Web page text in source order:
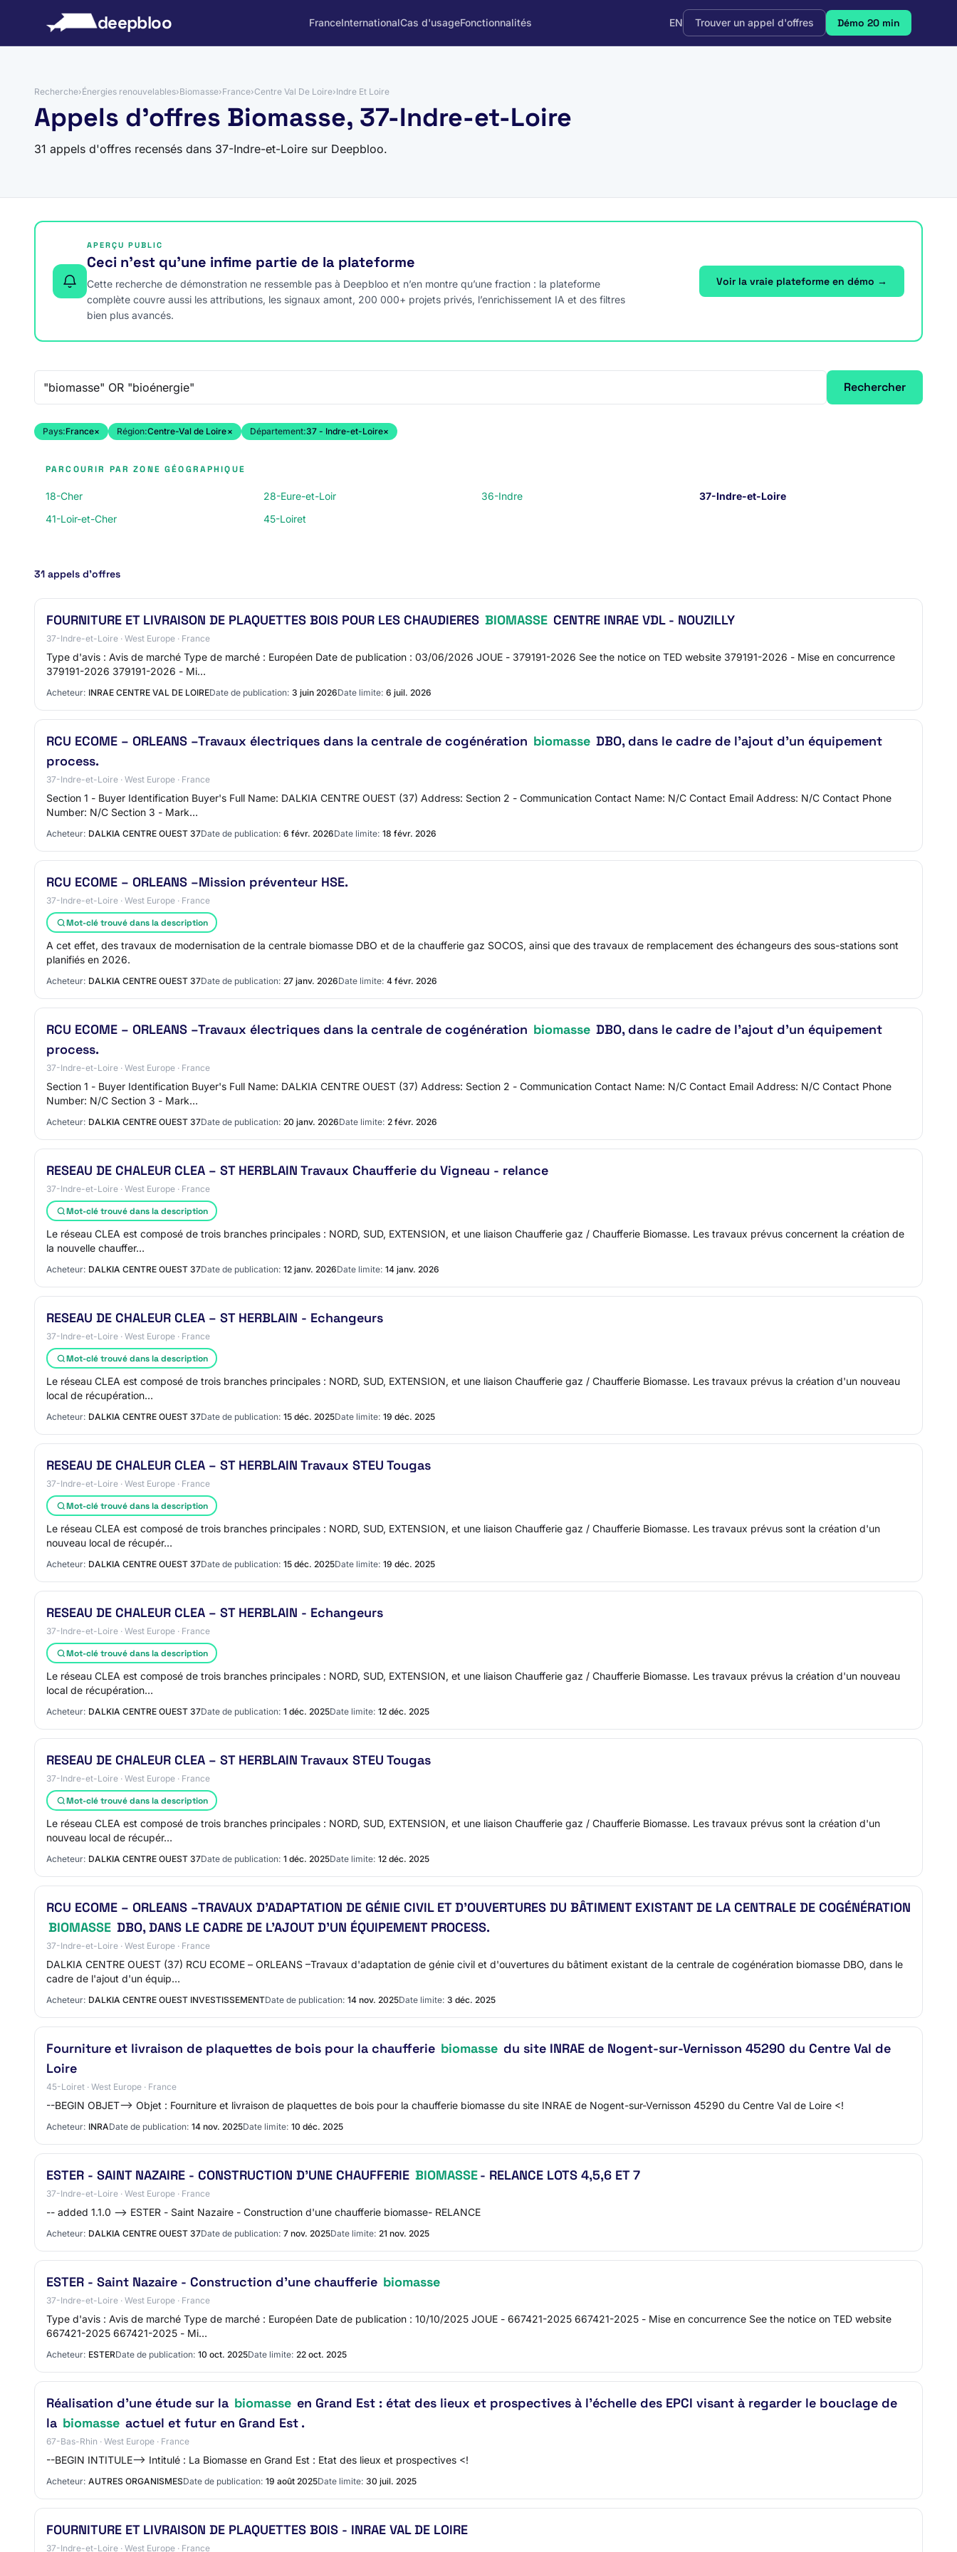
deepbloo FranceInternationalCas d'usageFonctionnalités EN Trouver un appel d'offres Démo 20 min
Recherche›Énergies renouvelables›Biomasse›France›Centre Val De Loire›Indre Et Loire
Appels d'offres Biomasse, 37-Indre-et-Loire
31 appels d'offres recensés dans 37-Indre-et-Loire sur Deepbloo.
APERÇU PUBLIC
Ceci n’est qu’une infime partie de la plateforme
Cette recherche de démonstration ne ressemble pas à Deepbloo et n’en montre qu’une fraction : la plateforme
complète couvre aussi les attributions, les signaux amont, 200 000+ projets privés, l’enrichissement IA et des filtres
bien plus avancés.
Voir la vraie plateforme en démo →
Rechercher
Pays:France× Région:Centre-Val de Loire× Département:37 - Indre-et-Loire×
PARCOURIR PAR ZONE GÉOGRAPHIQUE
18-Cher 28-Eure-et-Loir 36-Indre
37-Indre-et-Loire
41-Loir-et-Cher
45-Loiret
31 appels d’offres
FOURNITURE ET LIVRAISON DE PLAQUETTES BOIS POUR LES CHAUDIERES BIOMASSE CENTRE INRAE VDL - NOUZILLY
37-Indre-et-Loire · West Europe · France
Type d'avis : Avis de marché Type de marché : Européen Date de publication : 03/06/2026 JOUE - 379191-2026 See the notice on TED website 379191-2026 - Mise en concurrence
379191-2026 379191-2026 - Mi…
Acheteur: INRAE CENTRE VAL DE LOIREDate de publication: 3 juin 2026Date limite: 6 juil. 2026
RCU ECOME – ORLEANS –Travaux électriques dans la centrale de cogénération biomasse DBO, dans le cadre de l’ajout d’un équipement
process.
37-Indre-et-Loire · West Europe · France
Section 1 - Buyer Identification Buyer's Full Name: DALKIA CENTRE OUEST (37) Address: Section 2 - Communication Contact Name: N/C Contact Email Address: N/C Contact Phone
Number: N/C Section 3 - Mark…
Acheteur: DALKIA CENTRE OUEST 37Date de publication: 6 févr. 2026Date limite: 18 févr. 2026
RCU ECOME – ORLEANS –Mission préventeur HSE.
37-Indre-et-Loire · West Europe · France
Mot-clé trouvé dans la description
A cet effet, des travaux de modernisation de la centrale biomasse DBO et de la chaufferie gaz SOCOS, ainsi que des travaux de remplacement des échangeurs des sous-stations sont
planifiés en 2026.
Acheteur: DALKIA CENTRE OUEST 37Date de publication: 27 janv. 2026Date limite: 4 févr. 2026
RCU ECOME – ORLEANS –Travaux électriques dans la centrale de cogénération biomasse DBO, dans le cadre de l’ajout d’un équipement
process.
37-Indre-et-Loire · West Europe · France
Section 1 - Buyer Identification Buyer's Full Name: DALKIA CENTRE OUEST (37) Address: Section 2 - Communication Contact Name: N/C Contact Email Address: N/C Contact Phone
Number: N/C Section 3 - Mark…
Acheteur: DALKIA CENTRE OUEST 37Date de publication: 20 janv. 2026Date limite: 2 févr. 2026
RESEAU DE CHALEUR CLEA – ST HERBLAIN Travaux Chaufferie du Vigneau - relance
37-Indre-et-Loire · West Europe · France
Mot-clé trouvé dans la description
Le réseau CLEA est composé de trois branches principales : NORD, SUD, EXTENSION, et une liaison Chaufferie gaz / Chaufferie Biomasse. Les travaux prévus concernent la création de
la nouvelle chauffer…
Acheteur: DALKIA CENTRE OUEST 37Date de publication: 12 janv. 2026Date limite: 14 janv. 2026
RESEAU DE CHALEUR CLEA – ST HERBLAIN - Echangeurs
37-Indre-et-Loire · West Europe · France
Mot-clé trouvé dans la description
Le réseau CLEA est composé de trois branches principales : NORD, SUD, EXTENSION, et une liaison Chaufferie gaz / Chaufferie Biomasse. Les travaux prévus la création d'un nouveau
local de récupération…
Acheteur: DALKIA CENTRE OUEST 37Date de publication: 15 déc. 2025Date limite: 19 déc. 2025
RESEAU DE CHALEUR CLEA – ST HERBLAIN Travaux STEU Tougas
37-Indre-et-Loire · West Europe · France
Mot-clé trouvé dans la description
Le réseau CLEA est composé de trois branches principales : NORD, SUD, EXTENSION, et une liaison Chaufferie gaz / Chaufferie Biomasse. Les travaux prévus sont la création d'un
nouveau local de récupér…
Acheteur: DALKIA CENTRE OUEST 37Date de publication: 15 déc. 2025Date limite: 19 déc. 2025
RESEAU DE CHALEUR CLEA – ST HERBLAIN - Echangeurs
37-Indre-et-Loire · West Europe · France
Mot-clé trouvé dans la description
Le réseau CLEA est composé de trois branches principales : NORD, SUD, EXTENSION, et une liaison Chaufferie gaz / Chaufferie Biomasse. Les travaux prévus la création d'un nouveau
local de récupération…
Acheteur: DALKIA CENTRE OUEST 37Date de publication: 1 déc. 2025Date limite: 12 déc. 2025
RESEAU DE CHALEUR CLEA – ST HERBLAIN Travaux STEU Tougas
37-Indre-et-Loire · West Europe · France
Mot-clé trouvé dans la description
Le réseau CLEA est composé de trois branches principales : NORD, SUD, EXTENSION, et une liaison Chaufferie gaz / Chaufferie Biomasse. Les travaux prévus sont la création d'un
nouveau local de récupér…
Acheteur: DALKIA CENTRE OUEST 37Date de publication: 1 déc. 2025Date limite: 12 déc. 2025
RCU ECOME – ORLEANS –TRAVAUX D'ADAPTATION DE GÉNIE CIVIL ET D'OUVERTURES DU BÂTIMENT EXISTANT DE LA CENTRALE DE COGÉNÉRATION
BIOMASSE DBO, DANS LE CADRE DE L'AJOUT D'UN ÉQUIPEMENT PROCESS.
37-Indre-et-Loire · West Europe · France
DALKIA CENTRE OUEST (37) RCU ECOME – ORLEANS –Travaux d'adaptation de génie civil et d'ouvertures du bâtiment existant de la centrale de cogénération biomasse DBO, dans le
cadre de l'ajout d'un équip…
Acheteur: DALKIA CENTRE OUEST INVESTISSEMENTDate de publication: 14 nov. 2025Date limite: 3 déc. 2025
Fourniture et livraison de plaquettes de bois pour la chaufferie biomasse du site INRAE de Nogent-sur-Vernisson 45290 du Centre Val de
Loire
45-Loiret · West Europe · France
--BEGIN OBJET--> Objet : Fourniture et livraison de plaquettes de bois pour la chaufferie biomasse du site INRAE de Nogent-sur-Vernisson 45290 du Centre Val de Loire <!
Acheteur: INRADate de publication: 14 nov. 2025Date limite: 10 déc. 2025
ESTER - SAINT NAZAIRE - CONSTRUCTION D'UNE CHAUFFERIE BIOMASSE- RELANCE LOTS 4,5,6 ET 7
37-Indre-et-Loire · West Europe · France
-- added 1.1.0 --> ESTER - Saint Nazaire - Construction d'une chaufferie biomasse- RELANCE
Acheteur: DALKIA CENTRE OUEST 37Date de publication: 7 nov. 2025Date limite: 21 nov. 2025
ESTER - Saint Nazaire - Construction d'une chaufferie biomasse
37-Indre-et-Loire · West Europe · France
Type d'avis : Avis de marché Type de marché : Européen Date de publication : 10/10/2025 JOUE - 667421-2025 667421-2025 - Mise en concurrence See the notice on TED website
667421-2025 667421-2025 - Mi…
Acheteur: ESTERDate de publication: 10 oct. 2025Date limite: 22 oct. 2025
Réalisation d’une étude sur la biomasse en Grand Est : état des lieux et prospectives à l'échelle des EPCI visant à regarder le bouclage de
la biomasse actuel et futur en Grand Est .
67-Bas-Rhin · West Europe · France
--BEGIN INTITULE--> Intitulé : La Biomasse en Grand Est : Etat des lieux et prospectives <!
Acheteur: AUTRES ORGANISMESDate de publication: 19 août 2025Date limite: 30 juil. 2025
FOURNITURE ET LIVRAISON DE PLAQUETTES BOIS - INRAE VAL DE LOIRE
37-Indre-et-Loire · West Europe · France